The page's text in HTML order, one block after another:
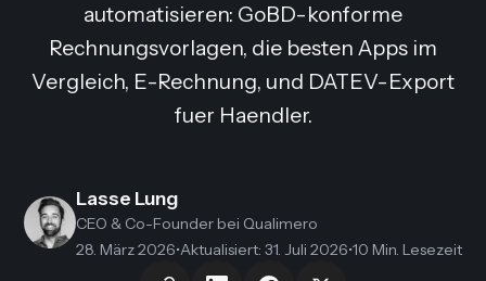
automatisieren: GoBD-konforme
Rechnungsvorlagen, die besten Apps im
Vergleich, E-Rechnung, und DATEV-Export
fuer Haendler.
Lasse Lung
CEO & Co-Founder bei Qualimero
28. März 2026•Aktualisiert: 31. Juli 2026•10 Min. Lesezeit